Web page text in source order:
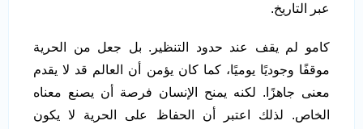
عبر التاريخ.
كامو لم يقف عند حدود التنظير. بل جعل من الحرية
موقفًا وجوديًا يوميًا، كما كان يؤمن أن العالم قد لا يقدم
معنى جاهزًا. لكنه يمنح الإنسان فرصة أن يصنع معناه
الخاص. لذلك اعتبر أن الحفاظ على الحرية لا يكون